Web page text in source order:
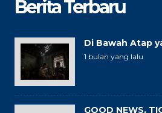
Berita Terbaru
Di Bawah Atap
1 bulan yang lalu
GOOD NEWS,